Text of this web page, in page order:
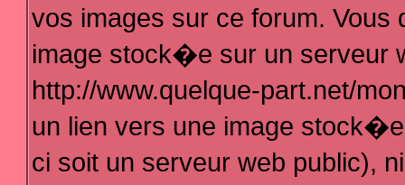
vos images sur ce forum.
image stock�e sur un serveur
http://www.quelque-part.net/
un lien vers une image
ci soit un serveur web public),